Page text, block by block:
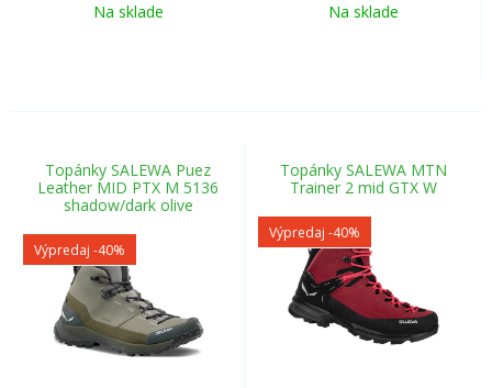
Na sklade Na sklade
Topánky SALEWA Puez
Leather MID PTX M 5136
shadow/dark olive
Výpredaj -40%
Topánky SALEWA MTN
Trainer 2 mid GTX W
Výpredaj -40%